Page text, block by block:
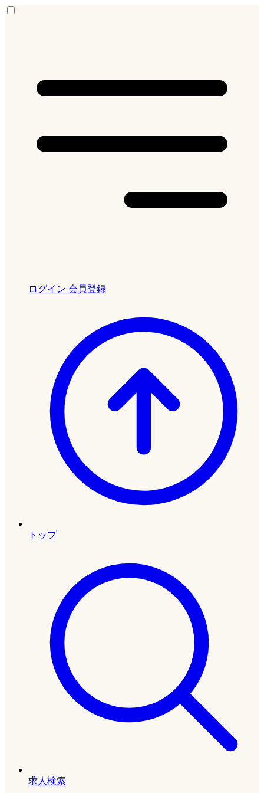
ログイン 会員登録
トップ
求人検索